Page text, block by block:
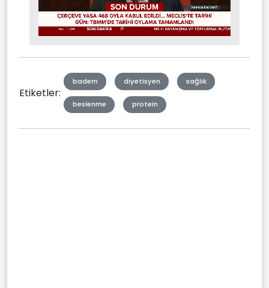
Mute Stream
Etiketler:
badem diyetisyen sağlık
beslenme protein